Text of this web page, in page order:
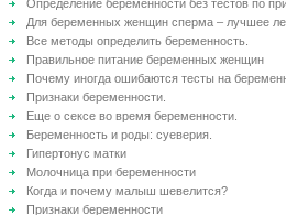
Определение беременности без тестов по
Для беременных женщин сперма – лучшее
Все методы определить беременность.
Правильное питание беременных женщин
Почему иногда ошибаются тесты на
Признаки беременности.
Еще о сексе во время беременности.
Беременность и роды: суеверия.
Гипертонус матки
Молочница при беременности
Когда и почему малыш шевелится?
Признаки беременности